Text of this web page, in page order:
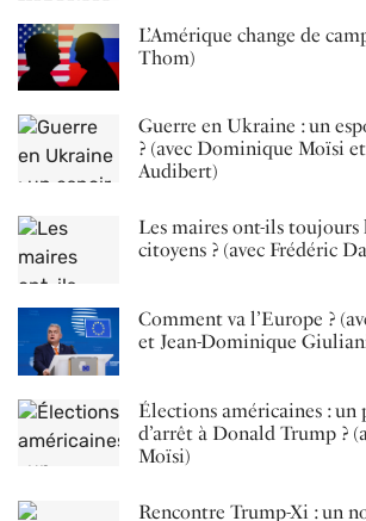
L’Amérique change de
Thom)
Guerre en Ukraine : un
? (avec Dominique Moïsi et
Audibert)
Les maires ont-ils toujours
citoyens ? (avec Frédéric
Comment va l’Europe ?
et Jean-Dominique
Élections américaines : un
d’arrêt à Donald Trump ?
Moïsi)
Rencontre Trump-Xi : un